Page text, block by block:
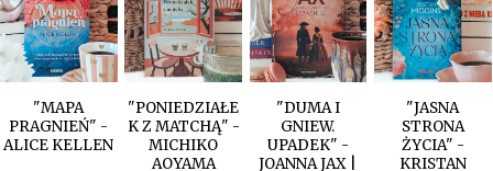
"MAPA
PRAGNIEŃ" -
ALICE KELLEN
"PONIEDZIAŁE
K Z MATCHĄ" -
MICHIKO
AOYAMA
"DUMA I
GNIEW.
UPADEK" -
JOANNA JAX |
"JASNA
STRONA
ŻYCIA" -
KRISTAN